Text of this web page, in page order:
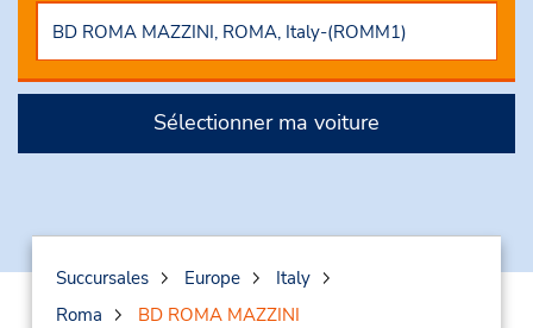
Sélectionner ma voiture
Succursales Europe
Italy
Roma
BD ROMA MAZZINI